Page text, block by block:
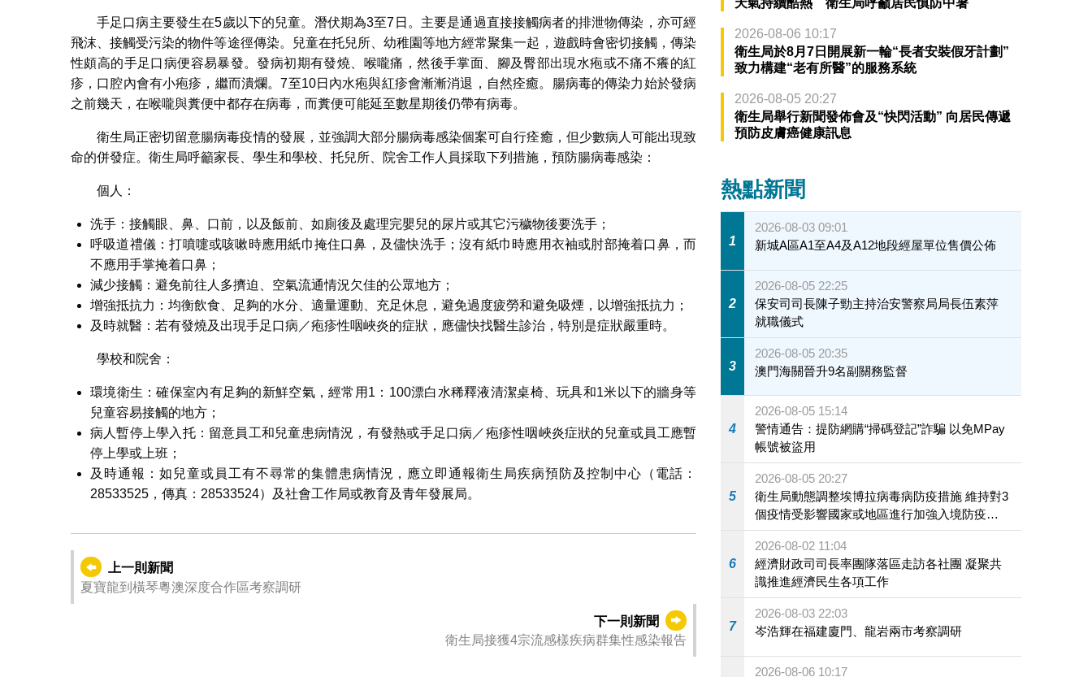
手足口病主要發生在5歲以下的兒童。潛伏期為3至7日。主要是通過直接接觸病者的排泄物傳染，亦可經
飛沫、接觸受污染的物件等途徑傳染。兒童在托兒所、幼稚園等地方經常聚集一起，遊戲時會密切接觸，傳染
性頗高的手足口病便容易暴發。發病初期有發燒、喉嚨痛，然後手掌面、腳及臀部出現水疱或不痛不癢的紅
疹，口腔內會有小疱疹，繼而潰爛。7至10日內水疱與紅疹會漸漸消退，自然痊癒。腸病毒的傳染力始於發病
之前幾天，在喉嚨與糞便中都存在病毒，而糞便可能延至數星期後仍帶有病毒。
衛生局正密切留意腸病毒疫情的發展，並強調大部分腸病毒感染個案可自行痊癒，但少數病人可能出現致
命的併發症。衛生局呼籲家長、學生和學校、托兒所、院舍工作人員採取下列措施，預防腸病毒感染：
個人：
洗手：接觸眼、鼻、口前，以及飯前、如廁後及處理完嬰兒的尿片或其它污穢物後要洗手；
呼吸道禮儀：打噴嚏或咳嗽時應用紙巾掩住口鼻，及儘快洗手；沒有紙巾時應用衣袖或肘部掩着口鼻，而
不應用手掌掩着口鼻；
減少接觸：避免前往人多擠迫、空氣流通情況欠佳的公眾地方；
增強抵抗力：均衡飲食、足夠的水分、適量運動、充足休息，避免過度疲勞和避免吸煙，以增強抵抗力；
及時就醫：若有發燒及出現手足口病／疱疹性咽峽炎的症狀，應儘快找醫生診治，特別是症狀嚴重時。
學校和院舍：
環境衛生：確保室內有足夠的新鮮空氣，經常用1：100漂白水稀釋液清潔桌椅、玩具和1米以下的牆身等
兒童容易接觸的地方；
病人暫停上學入托：留意員工和兒童患病情況，有發熱或手足口病／疱疹性咽峽炎症狀的兒童或員工應暫
停上學或上班；
及時通報：如兒童或員工有不尋常的集體患病情況，應立即通報衛生局疾病預防及控制中心（電話：
28533525，傳真：28533524）及社會工作局或教育及青年發展局。
上一則新聞
夏寶龍到橫琴粵澳深度合作區考察調研
下一則新聞
衛生局接獲4宗流感樣疾病群集性感染報告
天氣持續酷熱 衛生局呼籲居民慎防中暑
2026-08-06 10:17
衛生局於8月7日開展新一輪“長者安裝假牙計劃”
致力構建“老有所醫”的服務系統
2026-08-05 20:27
衛生局舉行新聞發佈會及“快閃活動” 向居民傳遞
預防皮膚癌健康訊息
熱點新聞
1
2026-08-03 09:01
新城A區A1至A4及A12地段經屋單位售價公佈
2
2026-08-05 22:25
保安司司長陳子勁主持治安警察局局長伍素萍
就職儀式
3
2026-08-05 20:35
澳門海關晉升9名副關務監督
4
2026-08-05 15:14
警情通告：提防網購“掃碼登記”詐騙 以免MPay
帳號被盜用
5
2026-08-05 20:27
衛生局動態調整埃博拉病毒病防疫措施 維持對3
個疫情受影響國家或地區進行加強入境防疫措
施
6
2026-08-02 11:04
經濟財政司司長率團隊落區走訪各社團 凝聚共
識推進經濟民生各項工作
7
2026-08-03 22:03
岑浩輝在福建廈門、龍岩兩市考察調研
2026-08-06 10:17